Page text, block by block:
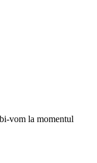
vom la momentul